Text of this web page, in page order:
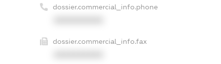
dossier.commercial_info.phone
dossier.commercial_info.fax